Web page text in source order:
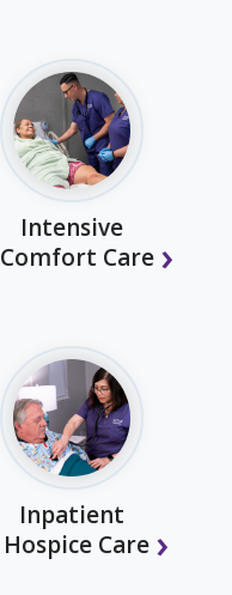
Intensive
Comfort Care
Inpatient
Hospice Care